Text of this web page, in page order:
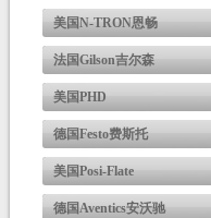
美国N-TRON恩畅
法国Gilson吉尔森
美国PHD
德国Festo费斯托
美国Posi-Flate
德国Aventics安沃驰